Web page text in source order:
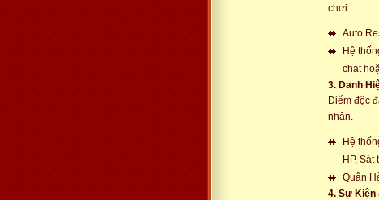
chơi.
Auto
Hệ
chat
3. Danh
Điểm độc
nhân.
Hệ
HP,
Quân
4. Sự Kiện